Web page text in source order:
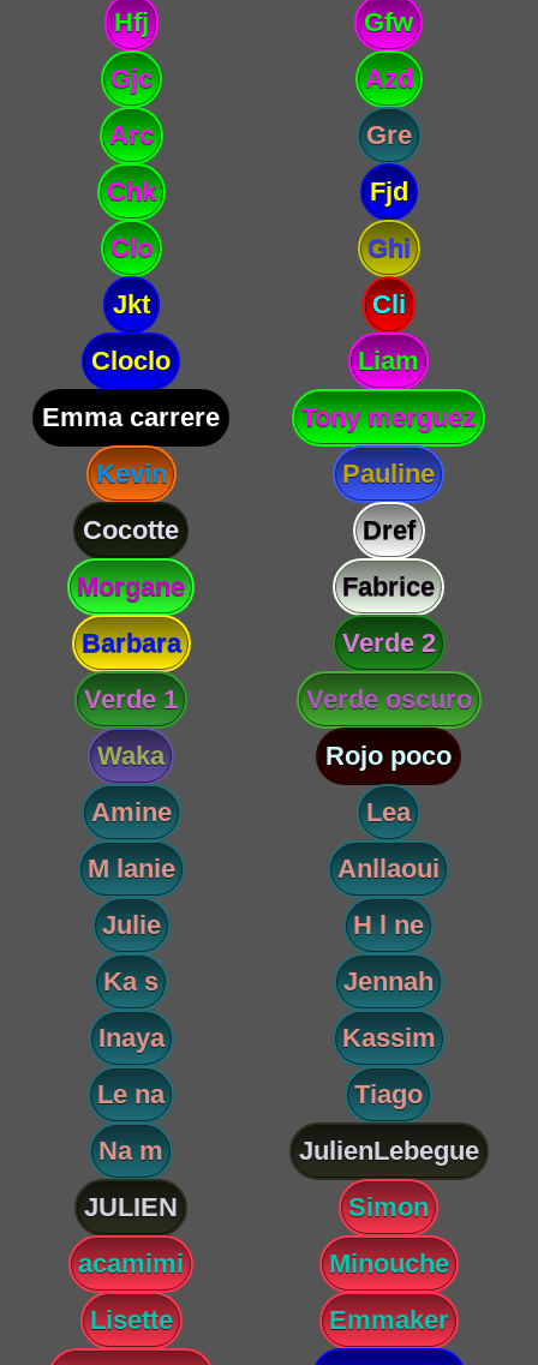
Hfj
Gfw
Gjc
Azd
Arc
Gre
Chk
Fjd
Clo
Ghi
Jkt
Cli
Cloclo
Liam
Emma carrere
Tony merguez
Kevin
Pauline
Cocotte
Dref
Morgane
Fabrice
Barbara
Verde 2
Verde 1
Verde oscuro
Waka
Rojo poco
Amine
Lea
M lanie
Anllaoui
Julie
H l ne
Ka s
Jennah
Inaya
Kassim
Le na
Tiago
Na m
JulienLebegue
JULIEN
Simon
acamimi
Minouche
Lisette
Emmaker